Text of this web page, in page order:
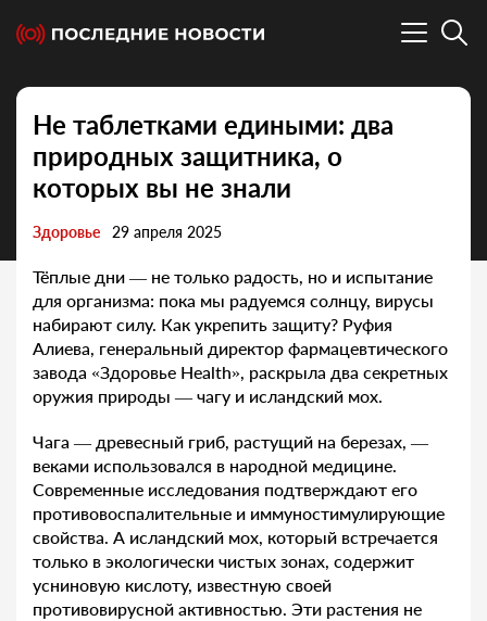
Не таблетками едиными: два
природных защитника, о
которых вы не знали
Здоровье 29 апреля 2025
Тёплые дни — не только радость, но и испытание
для организма: пока мы радуемся солнцу, вирусы
набирают силу. Как укрепить защиту? Руфия
Алиева, генеральный директор фармацевтического
завода «Здоровье Health», раскрыла два секретных
оружия природы — чагу и исландский мох.
Чага — древесный гриб, растущий на березах, —
веками использовался в народной медицине.
Современные исследования подтверждают его
противовоспалительные и иммуностимулирующие
свойства. А исландский мох, который встречается
только в экологически чистых зонах, содержит
усниновую кислоту, известную своей
противовирусной активностью. Эти растения не